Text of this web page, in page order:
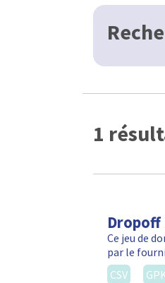
1
Ce jeu de
par le
CSV